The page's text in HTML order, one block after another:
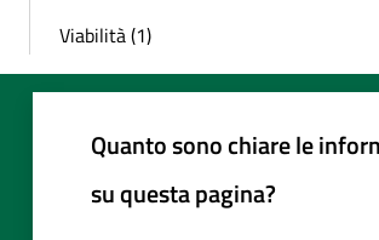
Viabilità (1)
Quanto sono chiare le
su questa pagina?